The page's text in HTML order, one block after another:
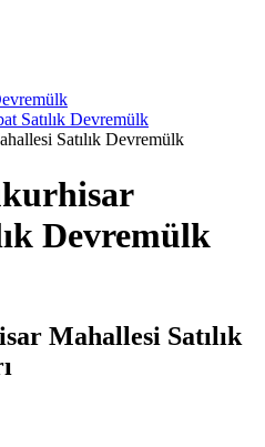
Satılık Devremülk
Satılık Devremülk
Devremülk
Mahallesi Satılık